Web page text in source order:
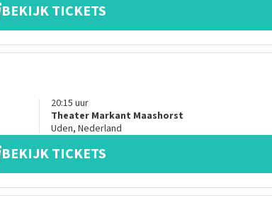
BEKIJK TICKETS
20:15 uur
Theater Markant Maashorst
Uden, Nederland
BEKIJK TICKETS